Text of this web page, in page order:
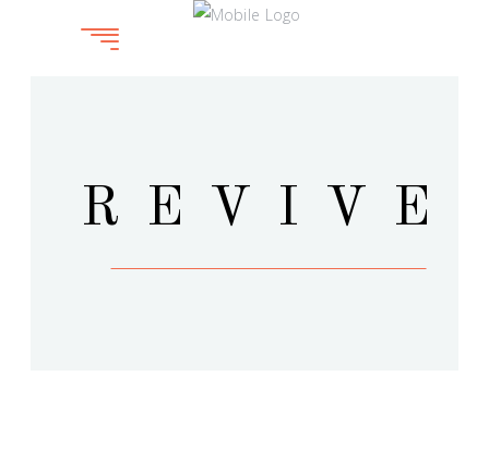
REVIVE